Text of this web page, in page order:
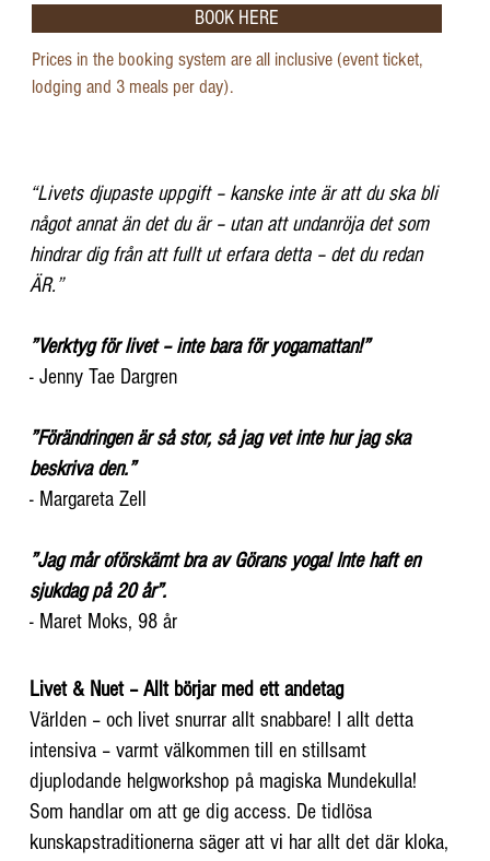
BOOK HERE
Prices in the booking system are all inclusive (event ticket,
lodging and 3 meals per day).
“Livets djupaste uppgift – kanske inte är att du ska bli
något annat än det du är – utan att undanröja det som
hindrar dig från att fullt ut erfara detta – det du redan
ÄR.”
”Verktyg för livet – inte bara för yogamattan!”
- Jenny Tae Dargren
”Förändringen är så stor, så jag vet inte hur jag ska
beskriva den.”
- Margareta Zell
”Jag mår oförskämt bra av Görans yoga! Inte haft en
sjukdag på 20 år”.
- Maret Moks, 98 år
Livet & Nuet – Allt börjar med ett andetag
Världen – och livet snurrar allt snabbare! I allt detta
intensiva – varmt välkommen till en stillsamt
djuplodande helgworkshop på magiska Mundekulla!
Som handlar om att ge dig access. De tidlösa
kunskapstraditionerna säger att vi har allt det där kloka,